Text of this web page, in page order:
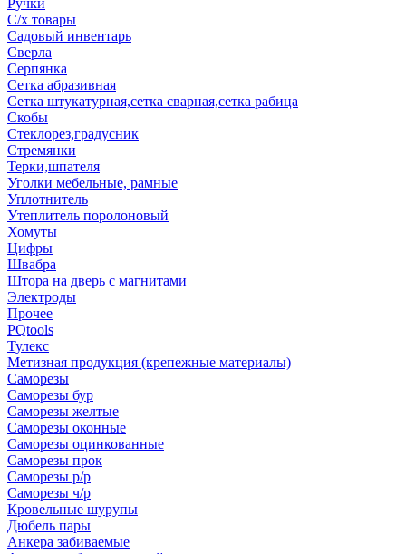
Ручки
С/х товары
Садовый инвентарь
Сверла
Серпянка
Сетка абразивная
Сетка штукатурная,сетка сварная,сетка рабица
Скобы
Стеклорез,градусник
Стремянки
Терки,шпателя
Уголки мебельные, рамные
Уплотнитель
Утеплитель поролоновый
Хомуты
Цифры
Швабра
Штора на дверь с магнитами
Электроды
Прочее
PQtools
Тулекс
Метизная продукция (крепежные материалы)
Саморезы
Саморезы бур
Саморезы желтые
Саморезы оконные
Саморезы оцинкованные
Саморезы прок
Саморезы р/р
Саморезы ч/р
Кровельные шурупы
Дюбель пары
Анкера забиваемые